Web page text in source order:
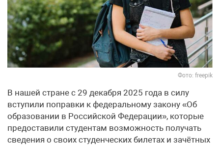
Фото: freepik
В нашей стране с 29 декабря 2025 года в силу
вступили поправки к федеральному закону «Об
образовании в Российской Федерации», которые
предоставили студентам возможность получать
сведения о своих студенческих билетах и зачётных